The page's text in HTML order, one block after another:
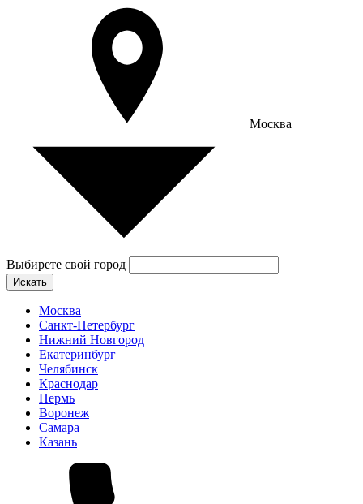
Москва
Выбирете свой город
Искать
Москва
Санкт-Петербург
Нижний Новгород
Екатеринбург
Челябинск
Краснодар
Пермь
Воронеж
Самара
Казань